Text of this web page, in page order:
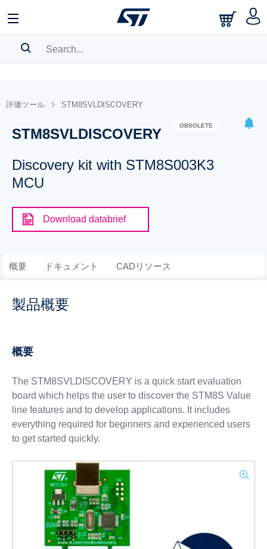
BOOKMARK
to show your saved searches.
評価ツール STM8SVLDISCOVERY
STM8SVLDISCOVERY
OBSOLETE
Discovery kit with STM8S003K3
MCU
Download databrief
概要 ドキュメント CADリソース
製品概要
概要
The STM8SVLDISCOVERY is a quick start evaluation
board which helps the user to discover the STM8S Value
line features and to develop applications. It includes
everything required for beginners and experienced users
to get started quickly.